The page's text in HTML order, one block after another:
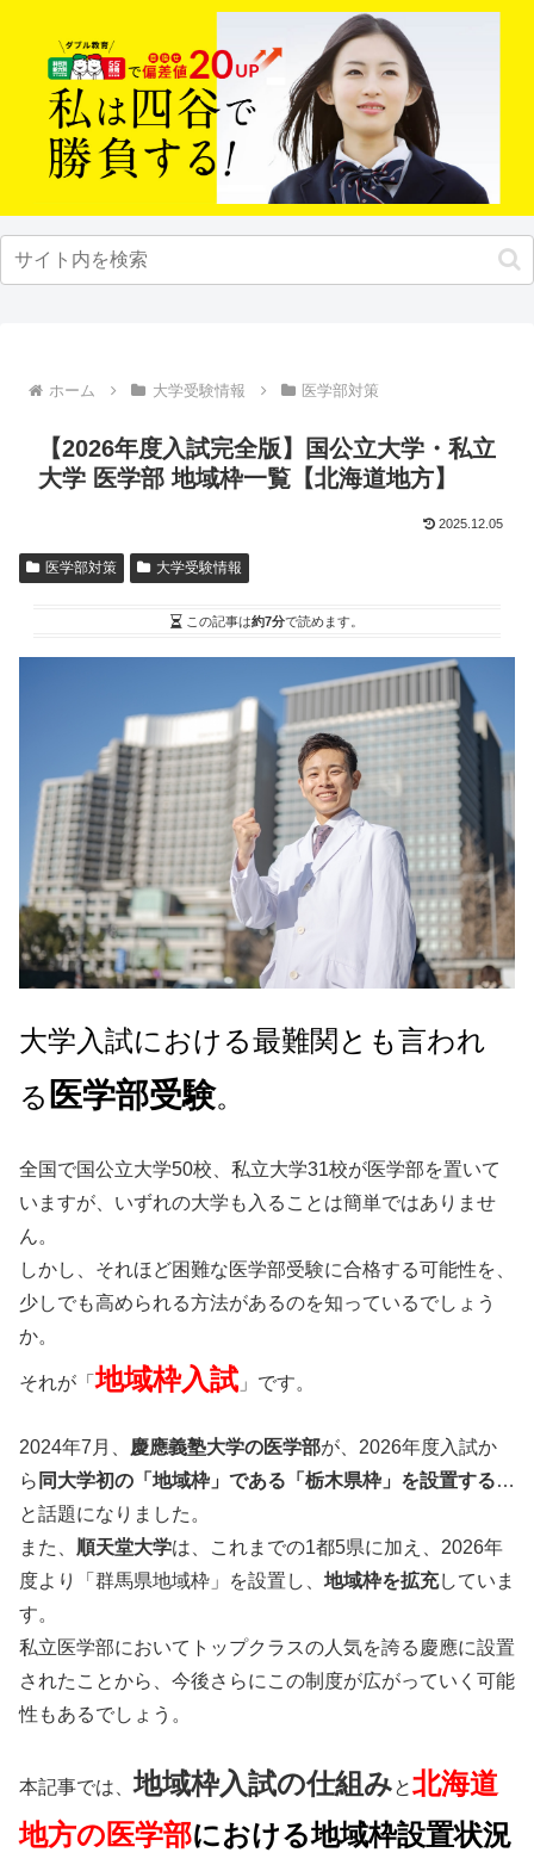
ホーム 大学受験情報 医学部対策
【2026年度入試完全版】国公立大学・私立
大学 医学部 地域枠一覧【北海道地方】
2025.12.05
医学部対策 大学受験情報
この記事は約7分で読めます。
大学入試における最難関とも言われ
る 医学部受験。
全国で国公立大学50校、私立大学31校が医学部を置いて
いますが、いずれの大学も入ることは簡単ではありませ
ん。
しかし、それほど困難な医学部受験に合格する可能性を、
少しでも高められる方法があるのを知っているでしょう
か。
それが「地域枠入試 」です。
2024年7月、 慶應義塾大学の医学部が、2026年度入試か
ら 同大学初の「地域枠」である「栃木県枠」を設置する…
と話題になりました。
また、 順天堂大学は、これまでの1都5県に加え、2026年
度より「群馬県地域枠」を設置し、 地域枠を拡充していま
す。
私立医学部においてトップクラスの人気を誇る慶應に設置
されたことから、今後さらにこの制度が広がっていく可能
性もあるでしょう。
本記事では、地域枠入試の仕組みと北海道
地方の医学部における地域枠設置状況